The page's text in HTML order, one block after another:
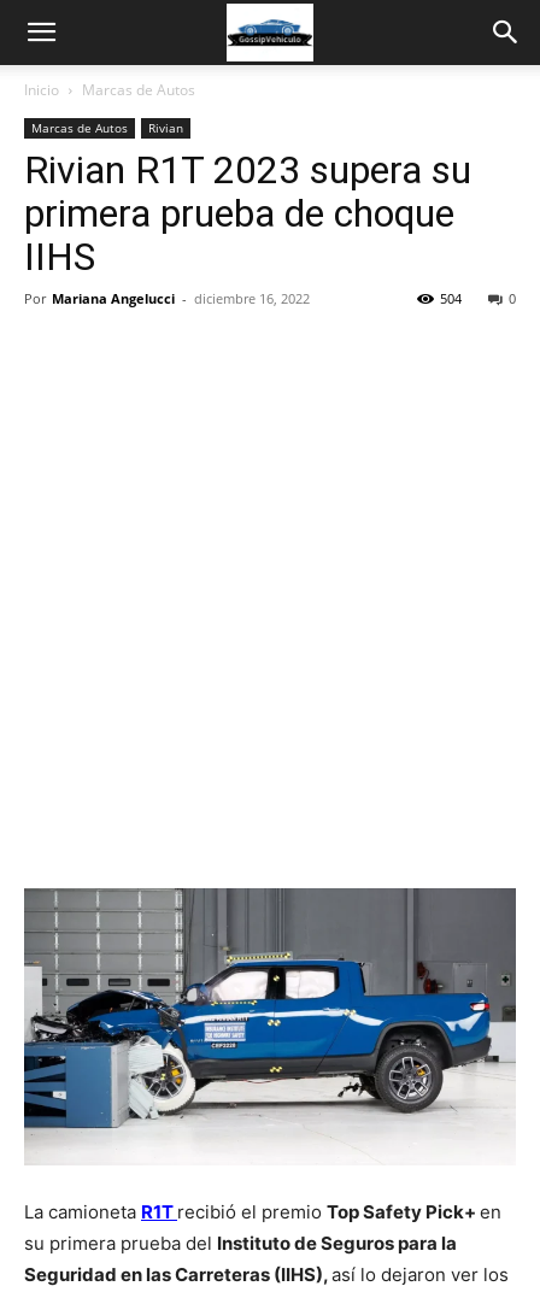
Inicio Marcas de Autos
Marcas de Autos Rivian
Rivian R1T 2023 supera su
primera prueba de choque
IIHS
Por Mariana Angelucci - diciembre 16, 2022 0
504
La camioneta R1T recibió el premio Top Safety Pick+ en
su primera prueba del Instituto de Seguros para la
Seguridad en las Carreteras (IIHS),así lo dejaron ver los